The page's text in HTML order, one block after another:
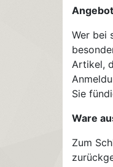
Wer bei
Artikel,
Sie
Ware
Zum